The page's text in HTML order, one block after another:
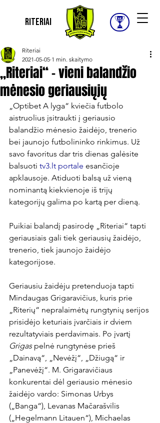
Riteriai
„Riteriai“ – vieni balandžio
mėnesio geriausiųjų
Riteriai
2021-05-05 1 min. skaitymo
„Optibet A lyga“ kviečia futbolo
aistruolius įsitraukti į geriausio
balandžio mėnesio žaidėjo, trenerio
bei jaunojo futbolininko rinkimus. Už
savo favoritus dar tris dienas galėsite
balsuoti tv3.lt portale esančioje
apklausoje. Atiduoti balsą už vieną
nominantą kiekvienoje iš trijų
kategorijų galima po kartą per dieną.
Puikiai balandį pasirodę „Riteriai“ tapti
geriausiais gali tiek geriausių žaidėjo,
trenerio, tiek jaunojo žaidėjo
kategorijose.
Geriausiu žaidėju pretenduoja tapti
Mindaugas Grigaravičius, kuris prie
„Riterių“ nepralaimėtų rungtynių serijos
prisidėjo keturiais įvarčiais ir dviem
rezultatyviais perdavimais. Po įvartį
Grigas pelnė rungtynėse prieš
„Dainavą“, „Nevėžį“, „Džiugą“ ir
„Panevėžį“. M. Grigaravičiaus
konkurentai dėl geriausio mėnesio
žaidėjo vardo: Simonas Urbys
(„Banga“), Levanas Mačarašvilis
(„Hegelmann Litauen“), Michaelas